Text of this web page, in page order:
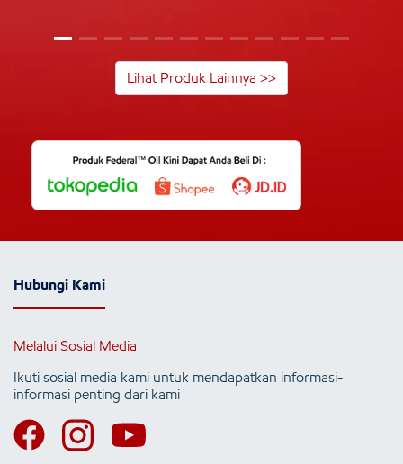
Lihat Produk Lainnya >>
Hubungi Kami
Melalui Sosial Media
Ikuti sosial media kami untuk mendapatkan informasi-
informasi penting dari kami